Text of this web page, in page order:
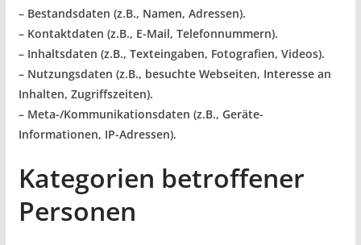
– Bestandsdaten (z.B., Namen, Adressen).
– Kontaktdaten (z.B., E-Mail, Telefonnummern).
– Inhaltsdaten (z.B., Texteingaben, Fotografien, Videos).
– Nutzungsdaten (z.B., besuchte Webseiten, Interesse an
Inhalten, Zugriffszeiten).
– Meta-/Kommunikationsdaten (z.B., Geräte-
Informationen, IP-Adressen).
Kategorien betroffener
Personen